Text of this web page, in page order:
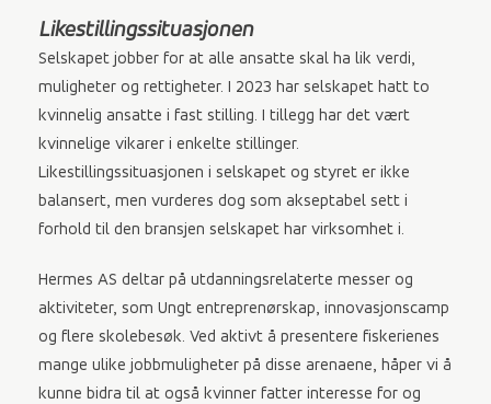
Likestillingssituasjonen
Selskapet jobber for at alle ansatte skal ha lik verdi,
muligheter og rettigheter. I 2023 har selskapet hatt to
kvinnelig ansatte i fast stilling. I tillegg har det vært
kvinnelige vikarer i enkelte stillinger.
Likestillingssituasjonen i selskapet og styret er ikke
balansert, men vurderes dog som akseptabel sett i
forhold til den bransjen selskapet har virksomhet i.
Hermes AS deltar på utdanningsrelaterte messer og
aktiviteter, som Ungt entreprenørskap, innovasjonscamp
og flere skolebesøk. Ved aktivt å presentere fiskerienes
mange ulike jobbmuligheter på disse arenaene, håper vi å
kunne bidra til at også kvinner fatter interesse for og